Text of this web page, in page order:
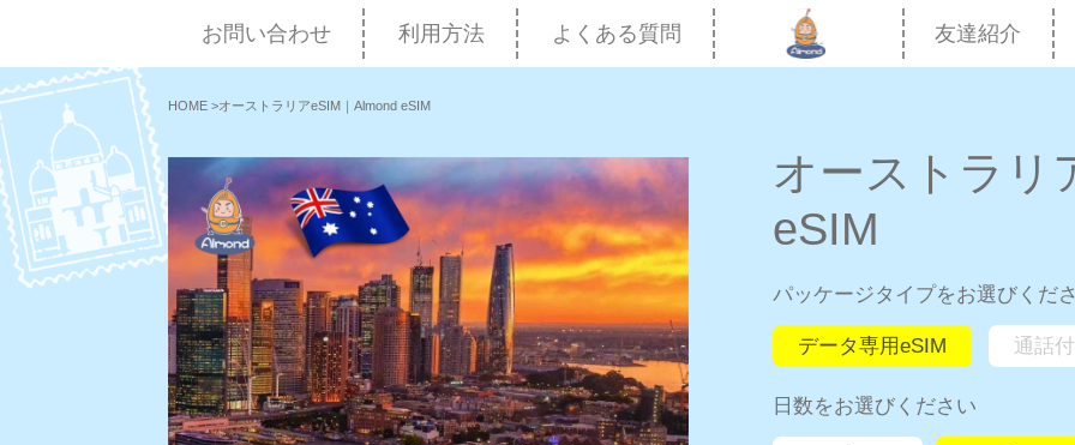
お問い合わせ 利用方法 よくある質問 友達紹介
HOME >オーストラリアeSIM｜Almond eSIM
オーストラリ
eSIM
パッケージタイプをお選びくだ
データ専用eSIM 通話
日数をお選びください